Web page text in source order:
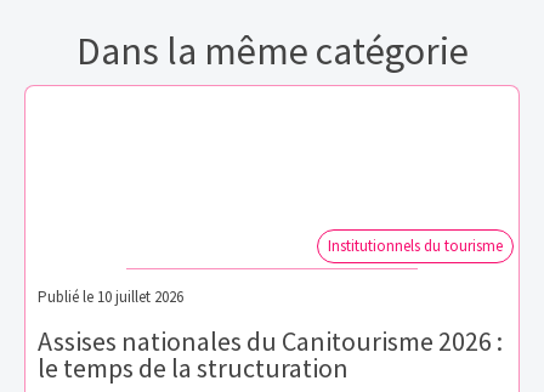
Dans la même catégorie
Institutionnels du tourisme
Publié le 10 juillet 2026
Assises nationales du Canitourisme 2026 :
le temps de la structuration